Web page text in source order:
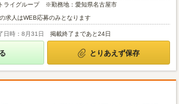
ライグループ ※勤務地：愛知県名古屋市
求人はWEB応募のみとなります
日時：8月31日 掲載終了まであと24日
とりあえず保存